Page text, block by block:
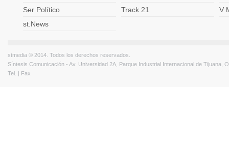
Ser Político
Track 21
V
st.News
stmedia © 2014. Todos los derechos reservados.
Síntesis Comunicación - Av. Universidad 2A, Parque Industrial Internacional de Tijuana,
Tel. | Fax